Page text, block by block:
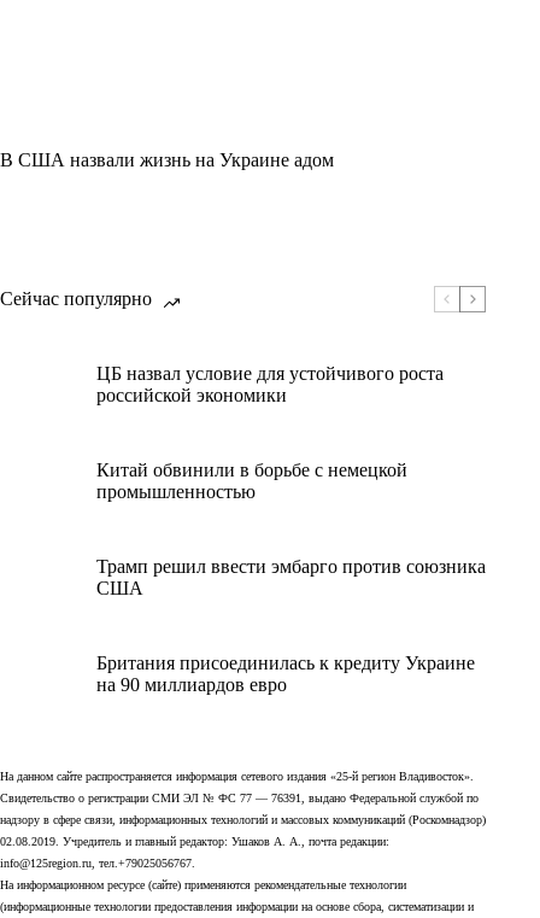
В США назвали жизнь на Украине адом
Сейчас популярно
ЦБ назвал условие для устойчивого роста
российской экономики
Китай обвинили в борьбе с немецкой
промышленностью
Трамп решил ввести эмбарго против союзника
США
Британия присоединилась к кредиту Украине
на 90 миллиардов евро
На данном сайте распространяется информация сетевого издания «25-й регион Владивосток».
Свидетельство о регистрации СМИ ЭЛ № ФС 77 — 76391, выдано Федеральной службой по
надзору в сфере связи, информационных технологий и массовых коммуникаций (Роскомнадзор)
02.08.2019. Учредитель и главный редактор: Ушаков А. А., почта редакции:
info@125region.ru, тел.+79025056767.
На информационном ресурсе (сайте) применяются рекомендательные технологии
(информационные технологии предоставления информации на основе сбора, систематизации и